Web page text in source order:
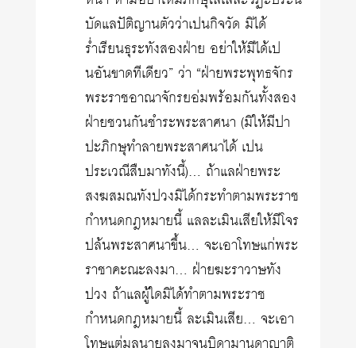
บัดแลปัติญานตัวว่าเปนกิจวัด มิได้
ร่ำเรียนธุระทังสองฝ่าย อย่าให้มีได้เป
นอันขาดทีเดียว” ว่า “ฝ่ายพระพุทธจักร
พระราชอาณาจักรยอ่มพร้อมกันทั้งสอง
ฝ่ายชวนกันชำระพระสาศนา (มิให้มีปา
ปะภิกษุทำลายพระสาศนาได้ เปน
ประเวณีสืบมาทังนี้)… ถ้าแลฝ่ายพระ
สงฆสมณทังปวงมิได้กระทำตามพระราช
กำหนดกฎหมายนี้ แลละเมินเสียให้มีโจร
ปล้นพระสาศนาขึ้น… จะเอาโทษแก่พระ
ราชาคะณะลงมา… ฝ่ายฆะราวาษทัง
ปวง ถ้าแลผู้ใดมิได้ทำตามพระราช
กำหนดกฎหมายนี้ ละเมินเสีย… จะเอา